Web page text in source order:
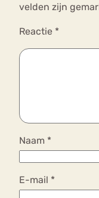
velden zijn
Reactie *
Naam *
E-mail *